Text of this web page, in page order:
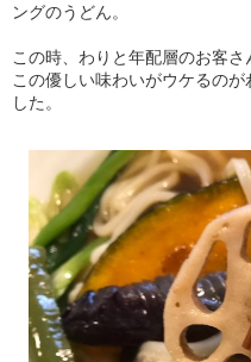
ングのうどん。
この時、わりと年配層のお客
この優しい味わいがウケるの
した。